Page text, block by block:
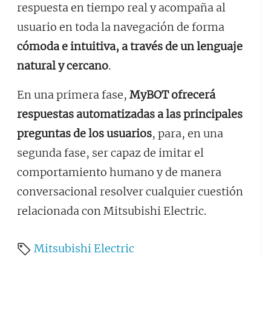
respuesta en tiempo real y acompaña al
usuario en toda la navegación de forma
cómoda e intuitiva, a través de un lenguaje
natural y cercano.
En una primera fase, MyBOT ofrecerá
respuestas automatizadas a las principales
preguntas de los usuarios, para, en una
segunda fase, ser capaz de imitar el
comportamiento humano y de manera
conversacional resolver cualquier cuestión
relacionada con Mitsubishi Electric.
Mitsubishi Electric